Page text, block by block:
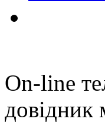
On-line
довідник